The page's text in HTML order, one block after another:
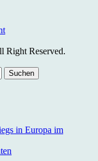
Right Reserved.
in Europa im